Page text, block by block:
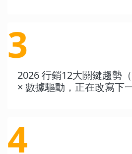
3
2026 行銷12大關鍵趨勢
× 數據驅動，正在改寫下
4